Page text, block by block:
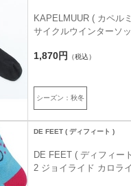
KAPELMUUR ( カペル
サイクルウインターソ
1,870円 （税込）
シーズン：秋冬
DE FEET ( ディフィート )
DE FEET ( ディフィー
2 ジョイライド カロラ